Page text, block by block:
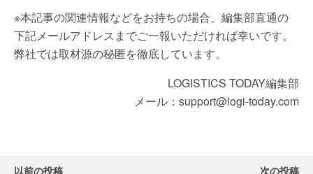
※本記事の関連情報などをお持ちの場合、編集部直通の
下記メールアドレスまでご一報いただければ幸いです。
弊社では取材源の秘匿を徹底しています。
LOGISTICS TODAY編集部
メール：support@logi-today.com
以前の投稿 次の投稿